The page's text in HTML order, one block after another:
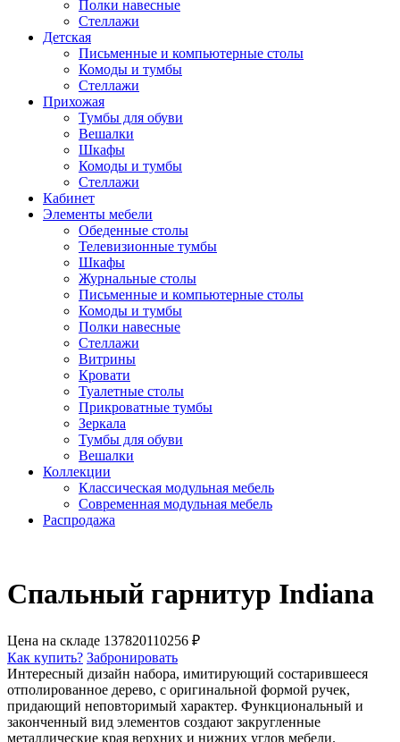
Полки навесные
Стеллажи
Детская
Письменные и компьютерные столы
Комоды и тумбы
Стеллажи
Прихожая
Тумбы для обуви
Вешалки
Шкафы
Комоды и тумбы
Стеллажи
Кабинет
Элементы мебели
Обеденные столы
Телевизионные тумбы
Шкафы
Журнальные столы
Письменные и компьютерные столы
Комоды и тумбы
Полки навесные
Стеллажи
Витрины
Кровати
Туалетные столы
Прикроватные тумбы
Зеркала
Тумбы для обуви
Вешалки
Коллекции
Классическая модульная мебель
Современная модульная мебель
Распродажа
Спальный гарнитур Indiana
Цена на складе 137820110256 ₽
Как купить? Забронировать
Интересный дизайн набора, имитирующий состарившееся
отполированное дерево, с оригинальной формой ручек,
придающий неповторимый характер. Функциональный и
законченный вид элементов создают закругленные
металлические края верхних и нижних углов мебели.